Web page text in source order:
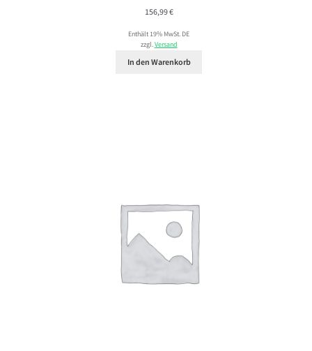
156,99€
Enthält 19% MwSt. DE
zzgl.Versand
In den Warenkorb